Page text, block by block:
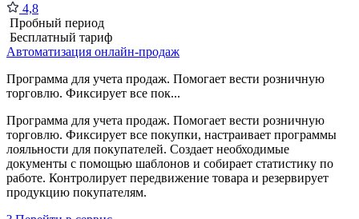
4,8
Пробный период
Бесплатный тариф
Автоматизация онлайн-продаж
Программа для учета продаж. Помогает вести розничную
торговлю. Фиксирует все пок...
Программа для учета продаж. Помогает вести розничную
торговлю. Фиксирует все покупки, настраивает программы
лояльности для покупателей. Создает необходимые
документы с помощью шаблонов и собирает статистику по
работе. Контролирует передвижение товара и резервирует
продукцию покупателям.